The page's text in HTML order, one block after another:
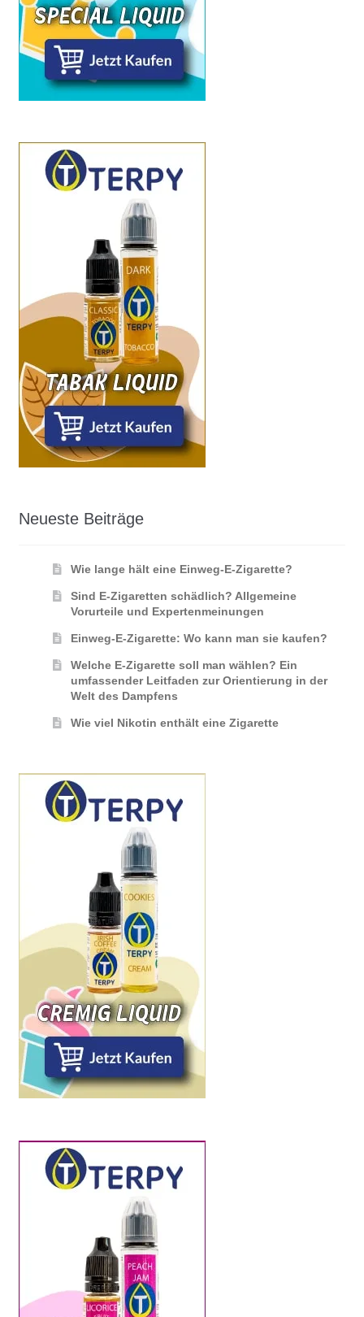
Neueste Beiträge
Wie lange hält eine Einweg-E-Zigarette?
Sind E-Zigaretten schädlich? Allgemeine
Vorurteile und Expertenmeinungen
Einweg-E-Zigarette: Wo kann man sie kaufen?
Welche E-Zigarette soll man wählen? Ein
umfassender Leitfaden zur Orientierung in der
Welt des Dampfens
Wie viel Nikotin enthält eine Zigarette